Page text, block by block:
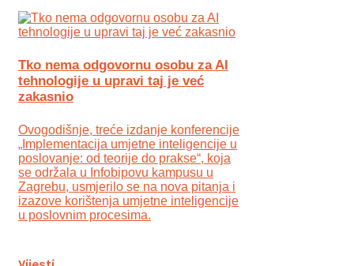
Tko nema odgovornu osobu za AI
tehnologije u upravi taj je već
zakasnio
Ovogodišnje, treće izdanje konferencije
„Implementacija umjetne inteligencije u
poslovanje: od teorije do prakse“, koja
se održala u Infobipovu kampusu u
Zagrebu, usmjerilo se na nova pitanja i
izazove korištenja umjetne inteligencije
u poslovnim procesima.